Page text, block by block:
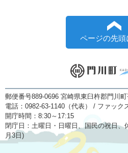
ページの先頭
郵便番号889-0696 宮崎県東臼杵郡門川
電話：0982-63-1140（代表） / ファック
開庁時間：8:30～17:15
閉庁日：土曜日・日曜日、国民の祝日、
月3日)